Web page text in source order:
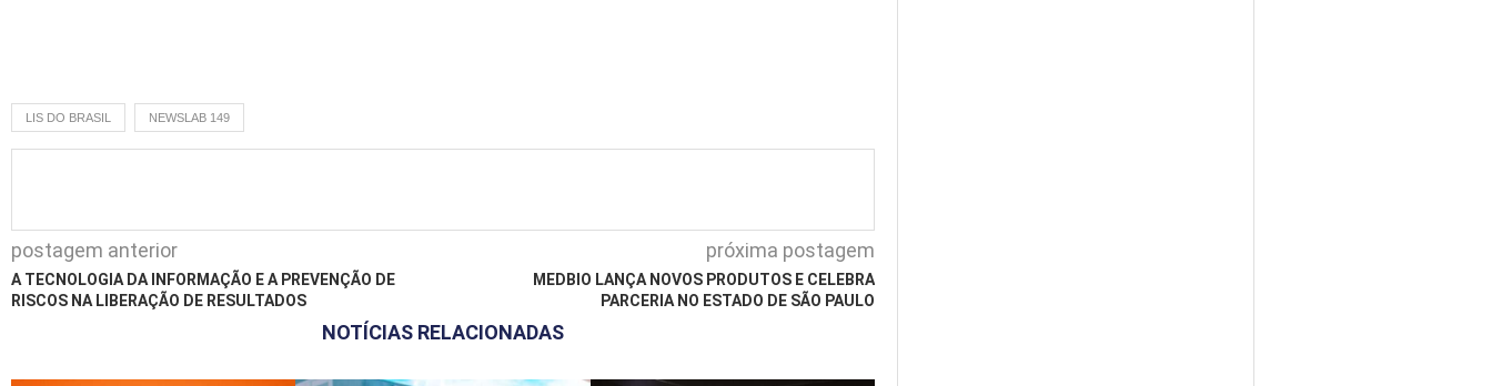
LIS DO BRASIL NEWSLAB 149
postagem anterior
A TECNOLOGIA DA INFORMAÇÃO E A PREVENÇÃO DE
RISCOS NA LIBERAÇÃO DE RESULTADOS
próxima postagem
MEDBIO LANÇA NOVOS PRODUTOS E CELEBRA
PARCERIA NO ESTADO DE SÃO PAULO
NOTÍCIAS RELACIONADAS